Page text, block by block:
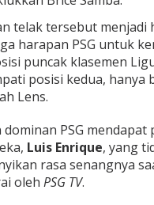
telak tersebut menjadi
harapan PSG untuk
puncak klasemen
posisi kedua, hanya
Lens.
dominan PSG mendapat
Luis Enrique, yang
rasa senangnya
oleh PSG TV.